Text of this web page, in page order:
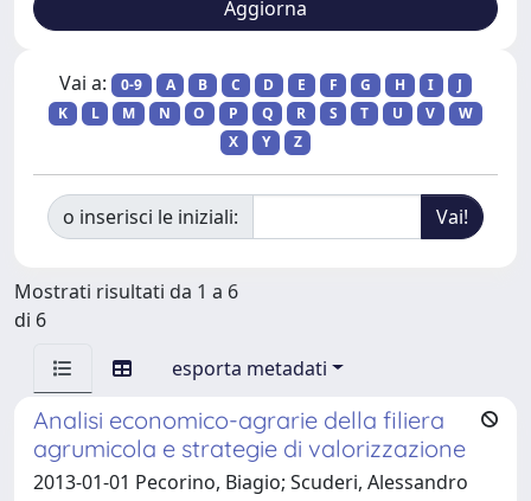
Vai a: 0-9 A B C D E F G H I
J
K
L M N O P Q R S T U V
W
X
Y Z
o inserisci le iniziali:
Mostrati risultati da 1 a 6
di 6
esporta metadati
Analisi economico-agrarie della filiera
agrumicola e strategie di valorizzazione
2013-01-01 Pecorino, Biagio; Scuderi, Alessandro